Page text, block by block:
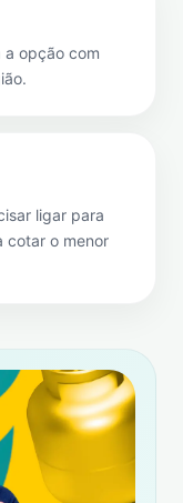
a opção com
ligar para
cotar o menor